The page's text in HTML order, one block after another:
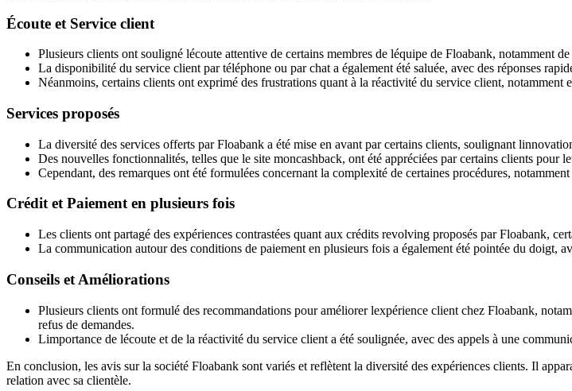
Écoute et Service client
Plusieurs clients ont souligné lécoute attentive de certains membres de léquipe de Floabank, notamment
La disponibilité du service client par téléphone ou par chat a également été saluée, avec des réponses
Néanmoins, certains clients ont exprimé des frustrations quant à la réactivité du service client, notamment
Services proposés
La diversité des services offerts par Floabank a été mise en avant par certains clients, soulignant
Des nouvelles fonctionnalités, telles que le site moncashback, ont été appréciées par certains clients pour
Cependant, des remarques ont été formulées concernant la complexité de certaines procédures,
Crédit et Paiement en plusieurs fois
Les clients ont partagé des expériences contrastées quant aux crédits revolving proposés par Floabank,
La communication autour des conditions de paiement en plusieurs fois a également été pointée du doigt,
Conseils et Améliorations
Plusieurs clients ont formulé des recommandations pour améliorer lexpérience client chez Floabank,
refus de demandes.
Limportance de lécoute et de la réactivité du service client a été soulignée, avec des appels à une
En conclusion, les avis sur la société Floabank sont variés et reflètent la diversité des expériences clients. Il
relation avec sa clientèle.